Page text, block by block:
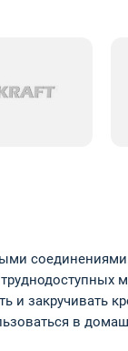
и закручивать
в